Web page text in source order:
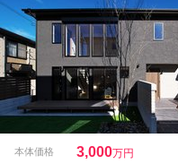
本体価格 3,000万円